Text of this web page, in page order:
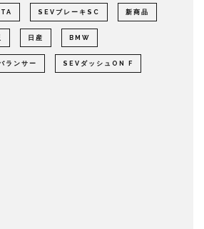
SEVブレーキSC 新商品
日産 BMW
ランサー SEVダッシュON F